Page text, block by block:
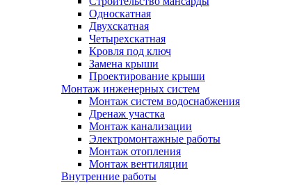
Односкатная
Двухскатная
Четырехскатная
Кровля под ключ
Замена крыши
Проектирование крыши
Монтаж инженерных систем
Монтаж систем водоснабжения
Дренаж участка
Монтаж канализации
Электромонтажные работы
Монтаж отопления
Монтаж вентиляции
Внутренние работы